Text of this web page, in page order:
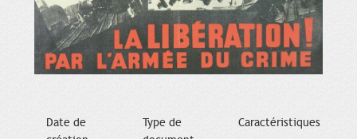
Date de
Type de
Caractéristiques